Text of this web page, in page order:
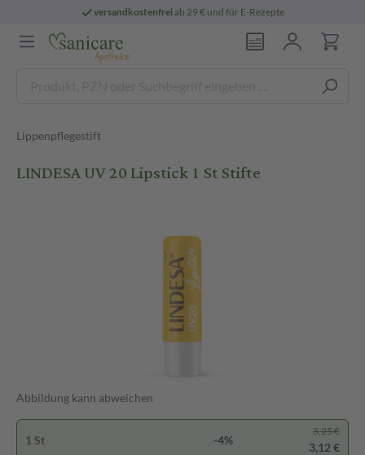
versandkostenfreiab 29 € und für E-Rezepte
Lippenpflegestift
LINDESA UV 20 Lipstick 1 St Stifte
Abbildung kann abweichen
1 St -4%
3,25 €
3,12 €